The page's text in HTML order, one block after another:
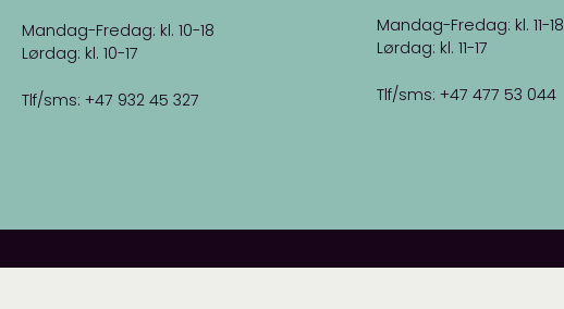
Mandag-Fredag: kl. 10-18
Lørdag: kl. 10-17
Tlf/sms: +47 932 45 327
Mandag-Fredag: kl. 11-18
Lørdag: kl. 11-17
Tlf/sms: +47 477 53 044